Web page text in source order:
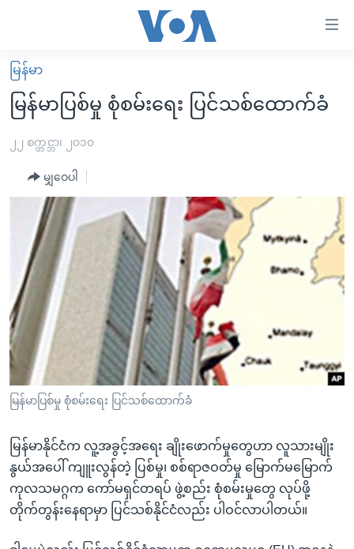
လွယ်ကူ
စေ
Link
များ
အကြောင်းအရာ
ကျော်
ကြည့်
ရန်
ပင်မ
အ
ညွန်း
စာမျက်နှာ
ကျော်
ကြည့်
ရန်
ရှာဖွေ
မူလစာမျက်နှာ
မြန်မာ
ကမ္ဘာ့သတင်းများ
နိုင်ငံတကာ
အမေရိကန်
တရုတ်
အစ္စရေး-ပါလက်စတိုင်း
သတင်းလွတ်လပ်ခွင့်
ရပ်ဝန်းတခု လမ်းတခု အလွန်
အင်္ဂလိပ်စာလေ့လာမယ်
အမေရိကန်သုံးအီဒီယံ
မကြေးမုံရဲ့ အင်္ဂလိပ်စာ
ရုပ်ရှင်ထဲက အင်္ဂလိပ်စာ
သုတပဒေသာ အင်္ဂလိပ်စာ
အပတ်စဉ်ကဏ္ဍများ
ရေဒီယို
တီဗွီ
ရေဒီယိုနှင့်ရုပ်သံ အချက်အလက်များ
ရေဒီယို/တီဗွီအစီအစဉ်
Learning English
ဘာသာစကားများ
မြန်မာ
မြန်မာပြစ်မှု စုံစမ်းရေး ပြင်သစ်ထောက်ခံ
၂၂ စက္တင္ဘာ၊ ၂၀၁၀
မျှဝေပါ
မြန်မာပြစ်မှု စုံစမ်းရေး ပြင်သစ်ထောက်ခံ
မြန်မာနိုင်ငံက လူ့အခွင့်အရေး ချိုးဖောက်မှုတွေဟာ လူသားမျိုး
နွယ်အပေါ် ကျူးလွန်တဲ့ ပြစ်မှု၊ စစ်ရာဇဝတ်မှု မြောက်မမြောက်
ကုလသမဂ္ဂက ကော်မရှင်တရပ် ဖွဲ့စည်း စုံစမ်းမှုတွေ လုပ်ဖို့
တိုက်တွန်းနေရာမှာ ပြင်သစ်နိုင်ငံလည်း ပါဝင်လာပါတယ်။